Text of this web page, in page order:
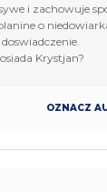
i zachowuje
o
Krystjan?
OZNACZ